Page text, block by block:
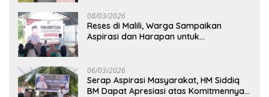
08/03/2026
Reses di Malili, Warga Sampaikan
Aspirasi dan Harapan untuk
06/03/2026
Serap Aspirasi Masyarakat, HM Siddiq
BM Dapat Apresiasi atas Komitmennya